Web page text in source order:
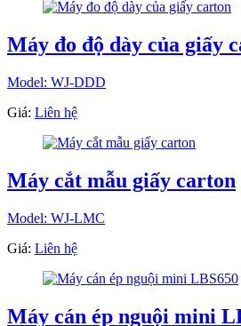
Máy đo độ dày của giấy
Model: WJ-DDD
Giá: Liên hệ
Máy cắt mẫu giấy carton
Model: WJ-LMC
Giá: Liên hệ
Máy cán ép nguội mini